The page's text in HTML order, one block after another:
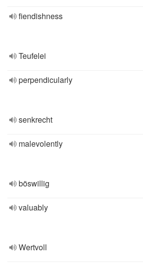
fiendishness
Teufelei
perpendicularly
senkrecht
malevolently
böswillig
valuably
Wertvoll